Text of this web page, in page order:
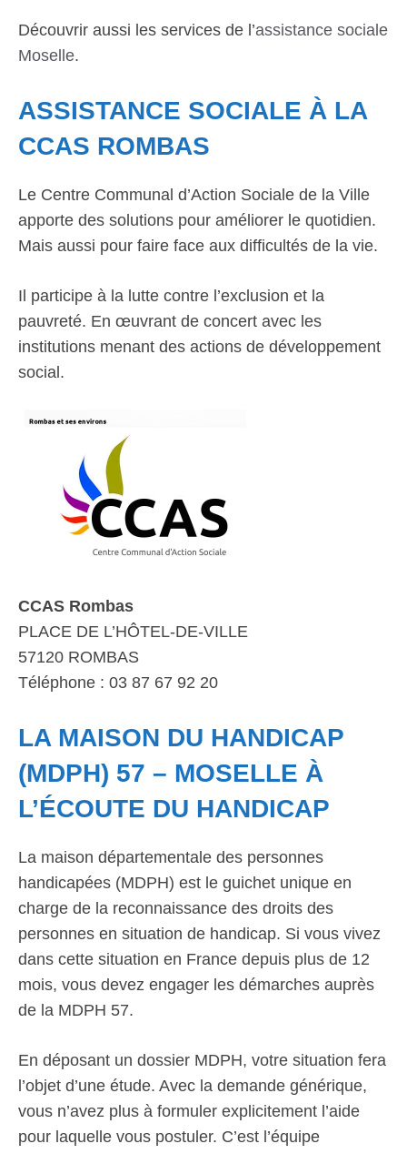
Découvrir aussi les services de l’assistance sociale
Moselle.
ASSISTANCE SOCIALE À LA
CCAS ROMBAS
Le Centre Communal d’Action Sociale de la Ville
apporte des solutions pour améliorer le quotidien.
Mais aussi pour faire face aux difficultés de la vie.
Il participe à la lutte contre l’exclusion et la
pauvreté. En œuvrant de concert avec les
institutions menant des actions de développement
social.
CCAS Rombas
PLACE DE L’HÔTEL-DE-VILLE
57120 ROMBAS
Téléphone : 03 87 67 92 20
LA MAISON DU HANDICAP
(MDPH) 57 – MOSELLE À
L’ÉCOUTE DU HANDICAP
La maison départementale des personnes
handicapées (MDPH) est le guichet unique en
charge de la reconnaissance des droits des
personnes en situation de handicap. Si vous vivez
dans cette situation en France depuis plus de 12
mois, vous devez engager les démarches auprès
de la MDPH 57.
En déposant un dossier MDPH, votre situation fera
l’objet d’une étude. Avec la demande générique,
vous n’avez plus à formuler explicitement l’aide
pour laquelle vous postuler. C’est l’équipe